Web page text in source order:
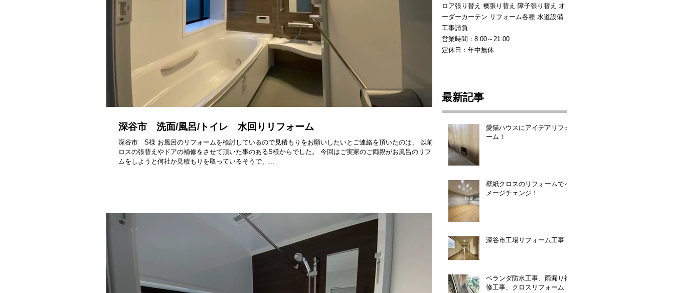
深谷市 洗面/風呂/トイレ 水回りリフォーム
深谷市 S様 お風呂のリフォームを検討しているので見積もりをお願いしたいとご連絡を頂いたのは、 以前ク
ロスの張替えやドアの補修をさせて頂いた事のあるS様からでした。 今回はご実家のご両親がお風呂のリフォー
ムをしようと何社か見積もりを取っているそうで、...
ロア張り替え 襖張り替え 障子張り替え オ
ーダーカーテン リフォーム各種 水道設備
工事請負
営業時間：8:00～21:00
定休日：年中無休
最新記事
愛猫ハウスにアイデアリフォ
ーム！
壁紙クロスのリフォームでイ
メージチェンジ！
深谷市工場リフォーム工事
ベランダ防水工事、雨漏り補
修工事、クロスリフォーム